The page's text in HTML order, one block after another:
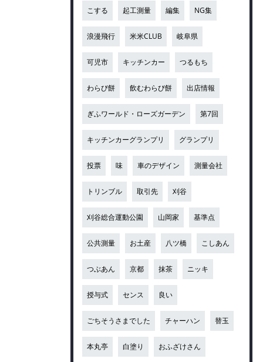
こする 起工測量 編集 NG集
浪漫飛行 米米CLUB 岐阜県
可児市 キッチンカー つるもち
わらび餅 飲むわらび餅 出店情報
ぎふワールド・ローズガーデン 第7回
キッチンカーグランプリ グランプリ
投票 味 車のデザイン 測量会社
トリンブル 取引先 刈谷
刈谷総合運動公園 山岡家 基準点
公共測量 お土産 八ツ橋 こしあん
つぶあん 京都 抹茶 ニッキ
授与式 センス 良い
ごちそうさまでした チャーハン 替玉
本丸亭 白塗り おふざけさん